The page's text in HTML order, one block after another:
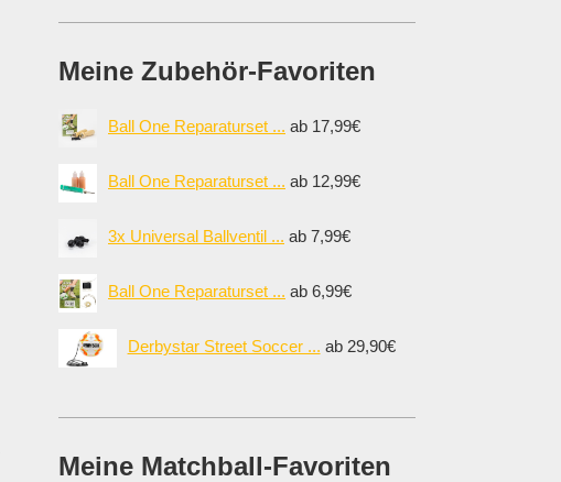
Meine Zubehör-Favoriten
Ball One Reparaturset ... ab 17,99€
Ball One Reparaturset ... ab 12,99€
3x Universal Ballventil ... ab 7,99€
Ball One Reparaturset ... ab 6,99€
Derbystar Street Soccer ... ab 29,90€
Meine Matchball-Favoriten